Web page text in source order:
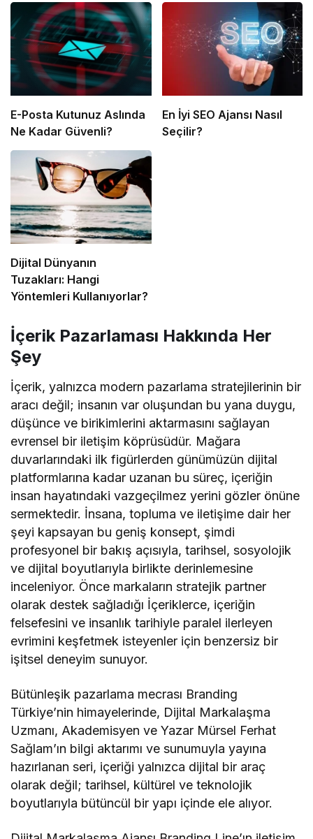
E-Posta Kutunuz Aslında
Ne Kadar Güvenli?
En İyi SEO Ajansı Nasıl
Seçilir?
Dijital Dünyanın
Tuzakları: Hangi
Yöntemleri Kullanıyorlar?
İçerik Pazarlaması Hakkında Her
Şey
İçerik, yalnızca modern pazarlama stratejilerinin bir
aracı değil; insanın var oluşundan bu yana duygu,
düşünce ve birikimlerini aktarmasını sağlayan
evrensel bir iletişim köprüsüdür. Mağara
duvarlarındaki ilk figürlerden günümüzün dijital
platformlarına kadar uzanan bu süreç, içeriğin
insan hayatındaki vazgeçilmez yerini gözler önüne
sermektedir. İnsana, topluma ve iletişime dair her
şeyi kapsayan bu geniş konsept, şimdi
profesyonel bir bakış açısıyla, tarihsel, sosyolojik
ve dijital boyutlarıyla birlikte derinlemesine
inceleniyor. Önce markaların stratejik partner
olarak destek sağladığı İçeriklerce, içeriğin
felsefesini ve insanlık tarihiyle paralel ilerleyen
evrimini keşfetmek isteyenler için benzersiz bir
işitsel deneyim sunuyor.
Bütünleşik pazarlama mecrası Branding
Türkiye’nin himayelerinde, Dijital Markalaşma
Uzmanı, Akademisyen ve Yazar Mürsel Ferhat
Sağlam’ın bilgi aktarımı ve sunumuyla yayına
hazırlanan seri, içeriği yalnızca dijital bir araç
olarak değil; tarihsel, kültürel ve teknolojik
boyutlarıyla bütüncül bir yapı içinde ele alıyor.